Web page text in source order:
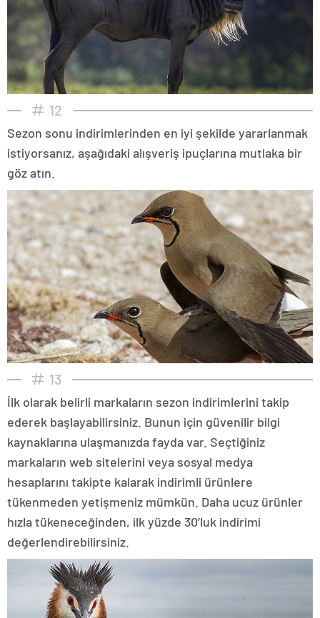
12
Sezon sonu indirimlerinden en iyi şekilde yararlanmak
istiyorsanız, aşağıdaki alışveriş ipuçlarına mutlaka bir
göz atın.
13
İlk olarak belirli markaların sezon indirimlerini takip
ederek başlayabilirsiniz. Bunun için güvenilir bilgi
kaynaklarına ulaşmanızda fayda var. Seçtiğiniz
markaların web sitelerini veya sosyal medya
hesaplarını takipte kalarak indirimli ürünlere
tükenmeden yetişmeniz mümkün. Daha ucuz ürünler
hızla tükeneceğinden, ilk yüzde 30’luk indirimi
değerlendirebilirsiniz.